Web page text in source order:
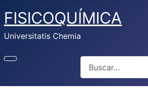
FISICOQUÍMICA
Universitatis Chemia